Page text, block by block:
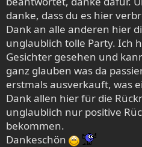
danke, dass du es hier
Dank an alle anderen hier
unglaublich tolle Party. Ich
Gesichter gesehen und
ganz glauben was da
erstmals ausverkauft, was
Dank allen hier für die
unglaublich nur positive
bekommen.
Dankeschön